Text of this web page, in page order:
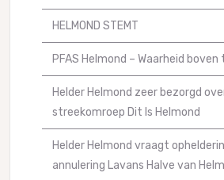
HELMOND STEMT
PFAS Helmond – Waarheid boven
Helder Helmond zeer bezorgd
streekomroep Dit Is Helmond
Helder Helmond vraagt
annulering Lavans Halve van